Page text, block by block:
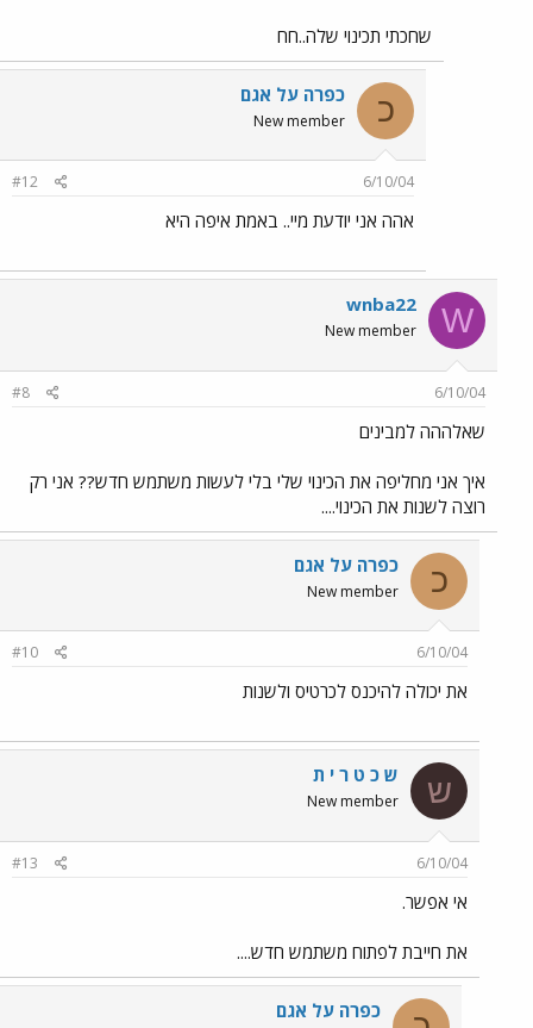
שחכתי תכינוי שלה..חח
כ כפרה על אגם
New member
6/10/04
#12
אהה אני יודעת מיי.. באמת איפה היא
W
wnba22
New member
6/10/04
#8
שאלההה למבינים
איך אני מחליפה את הכינוי שלי בלי לעשות משתמש חדש?? אני רק
רוצה לשנות את הכינוי....
כ כפרה על אגם
New member
6/10/04
#10
את יכולה להיכנס לכרטיס ולשנות
ש ש כ ט ר י ת
New member
6/10/04
#13
אי אפשר.
את חייבת לפתוח משתמש חדש....
כפרה על אגם